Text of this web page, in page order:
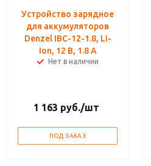
Устройство зарядное
для аккумуляторов
Denzel IBC-12-1.8, Li-
Ion, 12 В, 1.8 А
Нет в наличии
1 163 руб./шт
ПОД ЗАКАЗ